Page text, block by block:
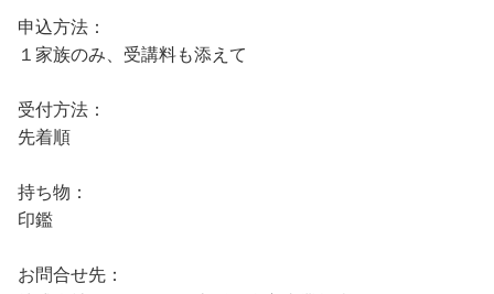
申込方法：
１家族のみ、受講料も添えて
受付方法：
先着順
持ち物：
印鑑
お問合せ先：